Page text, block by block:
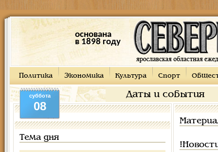
основана
в 1898 году
Политика Экономика Культура Спорт
Даты и события
суббота
08
Тема дня